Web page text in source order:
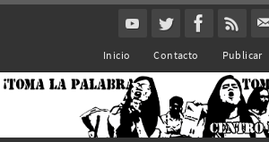
Inicio Contacto Publicar